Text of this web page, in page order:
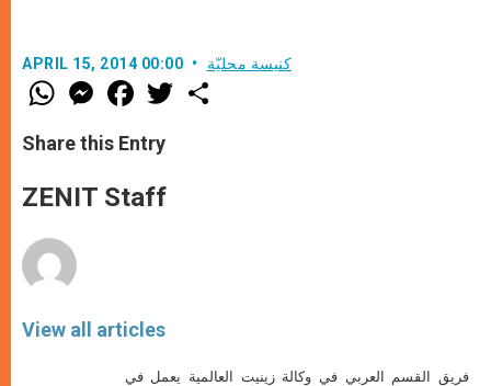
APRIL 15, 2014 00:00 كنيسة محليّة
W
h
t
s
p
p
M
e
s
e
g
e
F
a
e
b
o
k
w
Share this Entry
ZENIT Staff
View all articles
فريق القسم العربي في وكالة زينيت العالمية يعمل في